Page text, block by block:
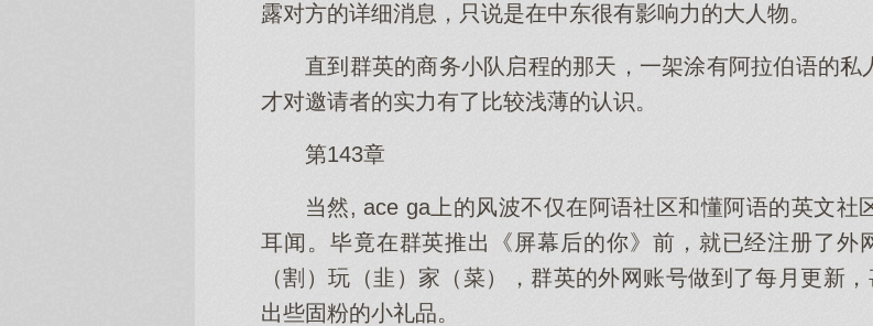
露对方的详细消息，只说是在中东很有影响力的大人物。
直到群英的商务小队启程的那天，一架涂有阿拉伯语的
才对邀请者的实力有了比较浅薄的认识。
第143章
当然, ace ga上的风波不仅在阿语社区和懂阿语的英文社
耳闻。毕竟在群英推出《屏幕后的你》前，就已经注册了外
（割）玩（韭）家（菜），群英的外网账号做到了每月更新
出些固粉的小礼品。